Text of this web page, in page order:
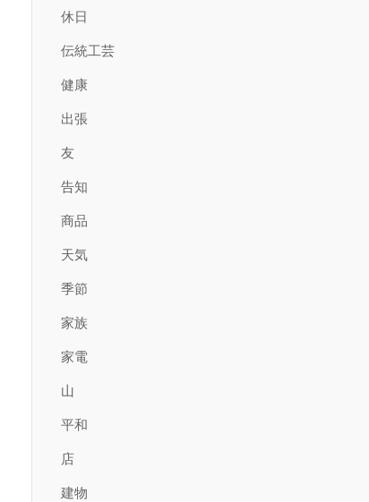
休日
伝統工芸
健康
出張
友
告知
商品
天気
季節
家族
家電
山
平和
店
建物